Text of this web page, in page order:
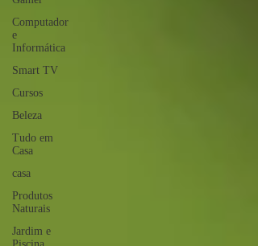
Computador
e
Informática
Smart TV
Cursos
Beleza
Tudo em
Casa
casa
Produtos
Naturais
Jardim e